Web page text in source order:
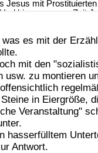
es mit der
mit den
usw. zu montieren
in Eiergröße,
Veranstaltung"
hasserfülltem
Antwort.